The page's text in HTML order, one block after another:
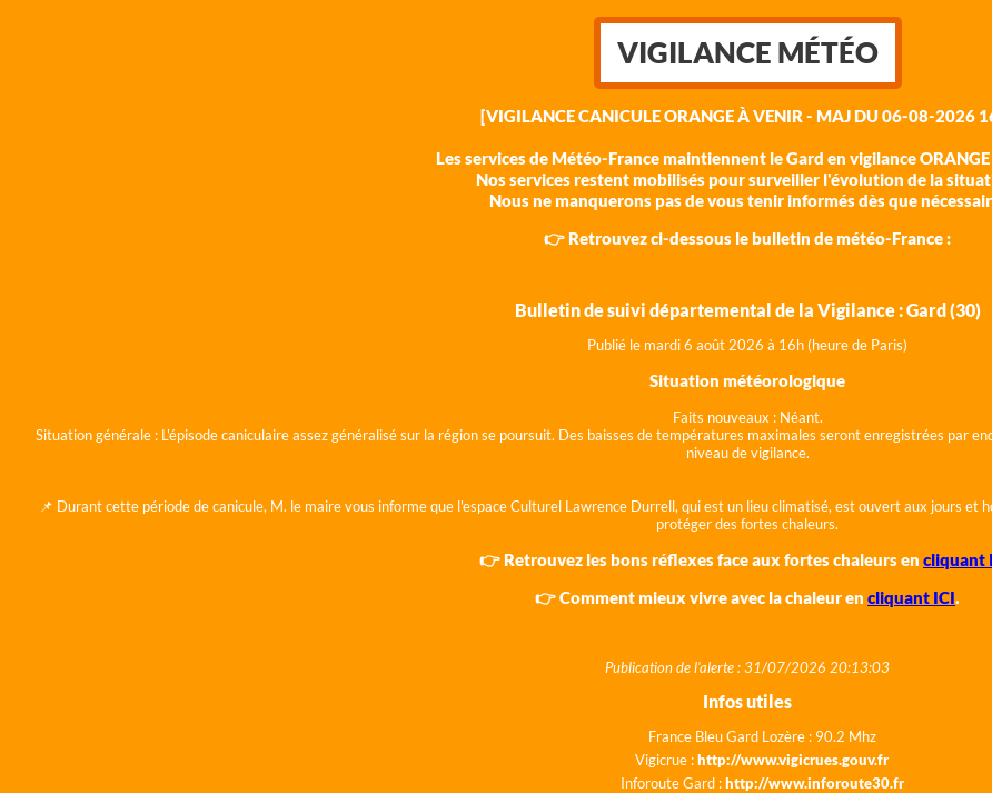
VIGILANCE MÉTÉO
[VIGILANCE CANICULE ORANGE À VENIR - MAJ DU 06-08-2026
Les services de Météo-France maintiennent le Gard en vigilance
Nos services restent mobilisés pour surveiller l'évolution de la
Nous ne manquerons pas de vous tenir informés dès que
👉 Retrouvez ci-dessous le bulletin de météo-France :
Bulletin de suivi départemental de la Vigilance : Gard (30)
Publié le mardi 6 août 2026 à 16h (heure de Paris)
Situation météorologique
Faits nouveaux : Néant.
Situation générale : L'épisode caniculaire assez généralisé sur la région se poursuit. Des baisses de températures maximales seront enregistrées par
niveau de vigilance.
📌 Durant cette période de canicule, M. le maire vous informe que l'espace Culturel Lawrence Durrell, qui est un lieu climatisé, est ouvert aux jours et
protéger des fortes chaleurs.
👉 Retrouvez les bons réflexes face aux fortes chaleurs en cliquant
👉 Comment mieux vivre avec la chaleur en cliquant ICI.
Publication de l'alerte : 31/07/2026 20:13:03
Infos utiles
France Bleu Gard Lozère : 90.2 Mhz
Vigicrue :http://www.vigicrues.gouv.fr
Inforoute Gard :http://www.inforoute30.fr